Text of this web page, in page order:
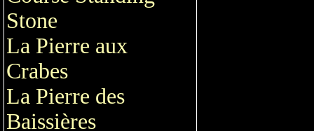
Stone
La Pierre aux
Crabes
La Pierre des
Baissières